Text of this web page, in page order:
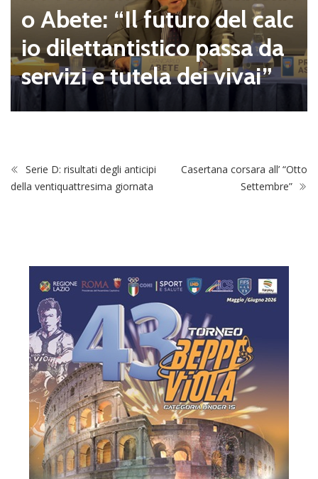
o Abete: “Il futuro del calc
io dilettantistico passa da
servizi e tutela dei vivai”
Serie D: risultati degli anticipi
della ventiquattresima giornata
Casertana corsara all’ “Otto
Settembre”